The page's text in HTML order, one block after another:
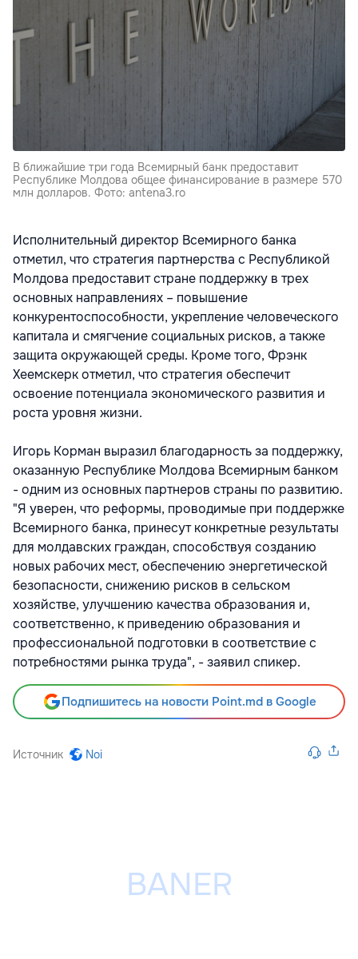
В ближайшие три года Всемирный банк предоставит
Республике Молдова общее финансирование в размере 570
млн долларов. Фото: antena3.ro
Исполнительный директор Всемирного банка
отметил, что стратегия партнерства с Республикой
Молдова предоставит стране поддержку в трех
основных направлениях – повышение
конкурентоспособности, укрепление человеческого
капитала и смягчение социальных рисков, а также
защита окружающей среды. Кроме того, Фрэнк
Хеемскерк отметил, что стратегия обеспечит
освоение потенциала экономического развития и
роста уровня жизни.
Игорь Корман выразил благодарность за поддержку,
оказанную Республике Молдова Всемирным банком
- одним из основных партнеров страны по развитию.
"Я уверен, что реформы, проводимые при поддержке
Всемирного банка, принесут конкретные результаты
для молдавских граждан, способствуя созданию
новых рабочих мест, обеспечению энергетической
безопасности, снижению рисков в сельском
хозяйстве, улучшению качества образования и,
соответственно, к приведению образования и
профессиональной подготовки в соответствие с
потребностями рынка труда", - заявил спикер.
Подпишитесь на новости Point.md в Google
Источник Noi